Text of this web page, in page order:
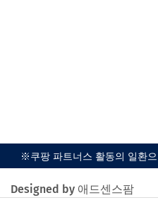
※쿠팡 파트너스 활동의 일환
Designed by 애드센스팜